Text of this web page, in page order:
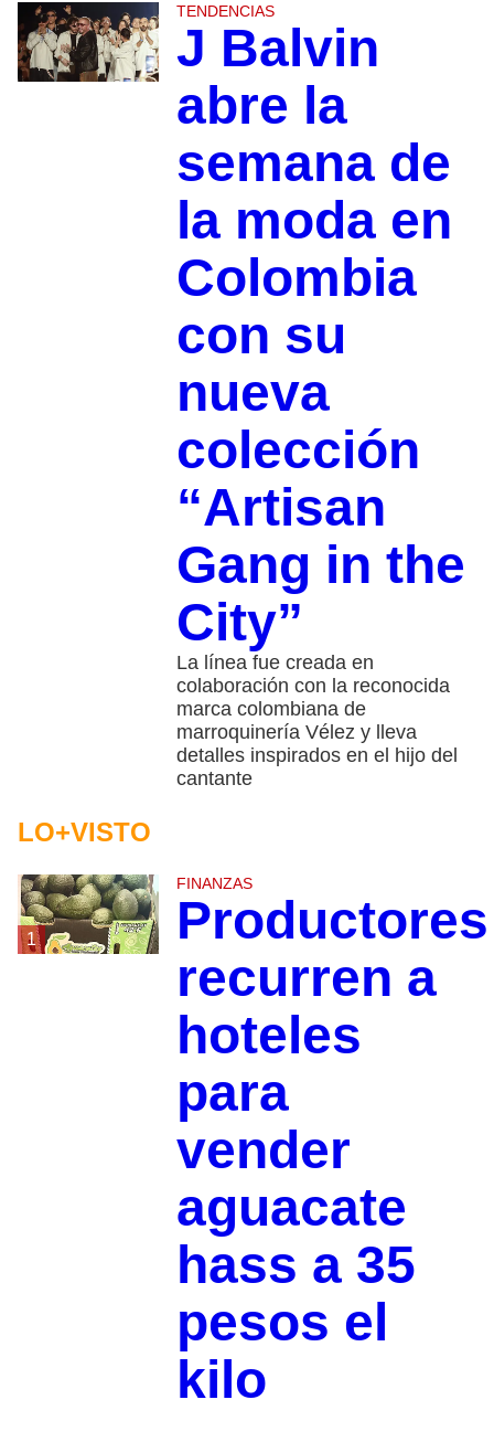
TENDENCIAS
J Balvin
abre la
semana de
la moda en
Colombia
con su
nueva
colección
“Artisan
Gang in the
City”
La línea fue creada en
colaboración con la reconocida
marca colombiana de
marroquinería Vélez y lleva
detalles inspirados en el hijo del
cantante
LO+VISTO
1
FINANZAS
Productores
recurren a
hoteles
para
vender
aguacate
hass a 35
pesos el
kilo